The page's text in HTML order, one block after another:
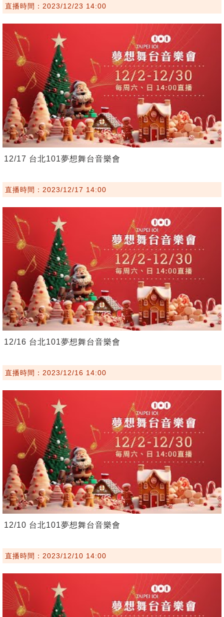
直播時間：2023/12/23 14:00
12/17 台北101夢想舞台音樂會
直播時間：2023/12/17 14:00
12/16 台北101夢想舞台音樂會
直播時間：2023/12/16 14:00
12/10 台北101夢想舞台音樂會
直播時間：2023/12/10 14:00